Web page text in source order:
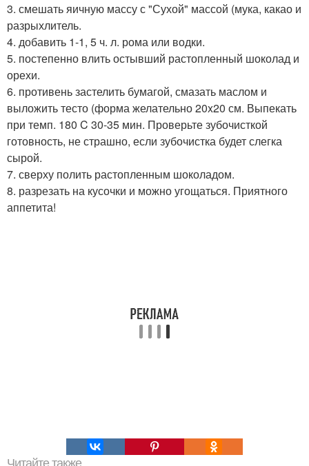
3. смешать яичную массу с "Сухой" массой (мука, какао и
разрыхлитель.
4. добавить 1-1, 5 ч. л. рома или водки.
5. постепенно влить остывший растопленный шоколад и
орехи.
6. противень застелить бумагой, смазать маслом и
выложить тесто (форма желательно 20x20 см. Выпекать
при темп. 180 C 30-35 мин. Проверьте зубочисткой
готовность, не страшно, если зубочистка будет слегка
сырой.
7. сверху полить растопленным шоколадом.
8. разрезать на кусочки и можно угощаться. Приятного
аппетита!
Читайте также